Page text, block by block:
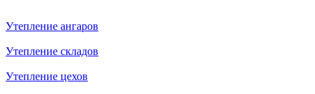
Утепление aнгаров
Утепление складов
Утепление цехов